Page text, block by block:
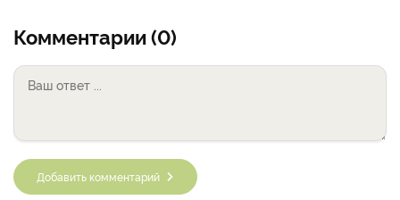
Комментарии (0)
Добавить комментарий